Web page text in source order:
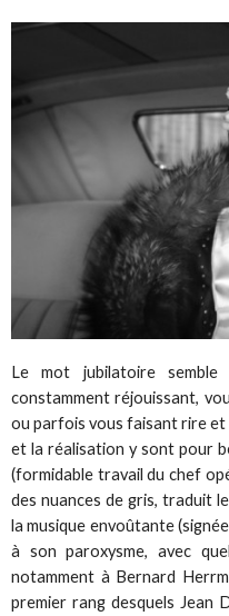
Le mot jubilatoire
constamment réjouissant,
ou parfois vous faisant rire et
et la réalisation y sont pour
(formidable travail du chef
des nuances de gris, traduit
la musique envoûtante
à son paroxysme, avec
notamment à Bernard
premier rang desquels Jean